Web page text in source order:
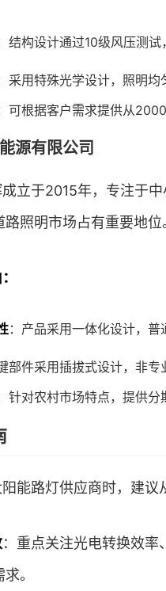
结构设计通过10级风压测试
采用特殊光学设计，照明均
可根据客户需求提供从
源有限公司
立于2015年，专注于
照明市场占有重要地位
：产品采用一体化设计，普
部件采用插拔式设计，非专
针对农村市场特点，提供分
能路灯供应商时，建议
：重点关注光电转换效
。